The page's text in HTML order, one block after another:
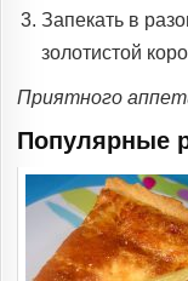
Запекать в
золотистой
Приятного
Популярные